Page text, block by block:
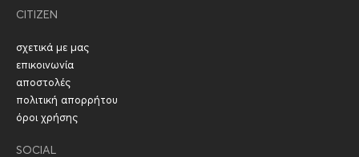
CITIZEN
σχετικά με μας
επικοινωνία
αποστολές
πολιτική απορρήτου
όροι χρήσης
SOCIAL